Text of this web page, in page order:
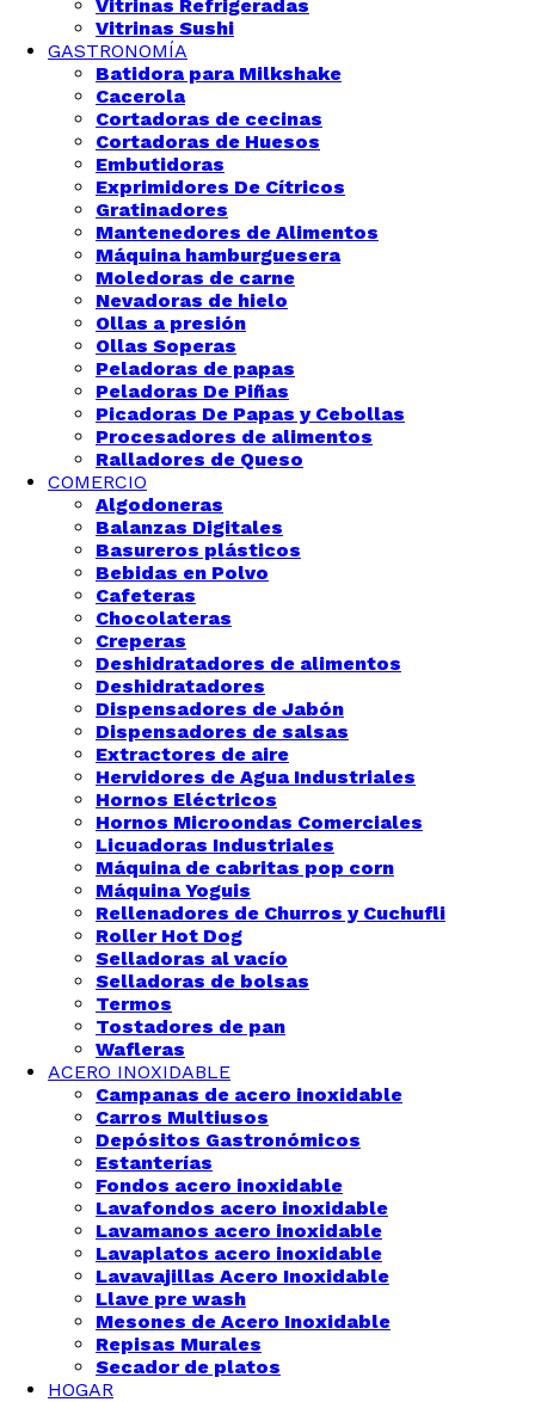
Vitrinas Refrigeradas
Vitrinas Sushi
GASTRONOMÍA
Batidora para Milkshake
Cacerola
Cortadoras de cecinas
Cortadoras de Huesos
Embutidoras
Exprimidores De Cítricos
Gratinadores
Mantenedores de Alimentos
Máquina hamburguesera
Moledoras de carne
Nevadoras de hielo
Ollas a presión
Ollas Soperas
Peladoras de papas
Peladoras De Piñas
Picadoras De Papas y Cebollas
Procesadores de alimentos
Ralladores de Queso
COMERCIO
Algodoneras
Balanzas Digitales
Basureros plásticos
Bebidas en Polvo
Cafeteras
Chocolateras
Creperas
Deshidratadores de alimentos
Deshidratadores
Dispensadores de Jabón
Dispensadores de salsas
Extractores de aire
Hervidores de Agua Industriales
Hornos Eléctricos
Hornos Microondas Comerciales
Licuadoras Industriales
Máquina de cabritas pop corn
Máquina Yoguis
Rellenadores de Churros y Cuchufli
Roller Hot Dog
Selladoras al vacío
Selladoras de bolsas
Termos
Tostadores de pan
Wafleras
ACERO INOXIDABLE
Campanas de acero inoxidable
Carros Multiusos
Depósitos Gastronómicos
Estanterías
Fondos acero inoxidable
Lavafondos acero inoxidable
Lavamanos acero inoxidable
Lavaplatos acero inoxidable
Lavavajillas Acero Inoxidable
Llave pre wash
Mesones de Acero Inoxidable
Repisas Murales
Secador de platos
HOGAR